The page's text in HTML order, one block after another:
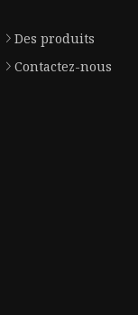
Des produits
Contactez-nous